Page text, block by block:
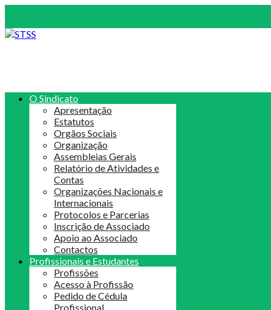
O Sindicato
Apresentação
Estatutos
Orgãos Sociais
Organização
Assembleias Gerais
Relatório de Atividades e
Contas
Organizações Nacionais e
Internacionais
Protocolos e Parcerias
Inscrição de Associado
Apoio ao Associado
Contactos
Profissionais e Estudantes
Profissões
Acesso à Profissão
Pedido de Cédula
Profissional